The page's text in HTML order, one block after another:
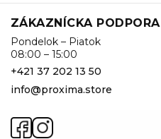
ZÁKAZNÍCKA PODPORA
Pondelok – Piatok
08:00 – 15:00
+421 37 202 13 50
info@proxima.store